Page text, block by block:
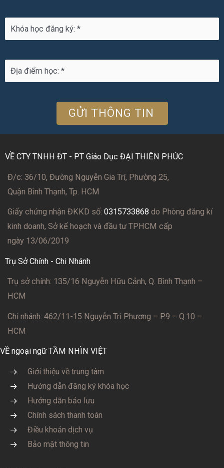
VỀ CTY TNHH ĐT - PT Giáo Dục ĐẠI THIÊN PHÚC
Đ/c: 36/10, Đường Nguyễn Gia Trí, Phường 25,
Quận Bình Thạnh, Tp. HCM
Giấy chứng nhận ĐKKD số: 0315733868 do Phòng đăng kí
kinh doanh, Sở kế hoạch và đầu tư TPHCM cấp
ngày 13/06/2019
Trụ Sở Chính - Chi Nhánh
Trụ sở chính: 135/16 Nguyễn Hữu Cảnh, Q. Bình Thạnh –
HCM
Chi nhánh: 462/11-15 Nguyễn Tri Phương – P.9 – Q.10 –
HCM
VỀ ngoại ngữ TẦM NHÌN VIỆT
Giới thiệu về trung tâm
Hướng dẫn đăng ký khóa học
Hướng dẫn bảo lưu
Chính sách thanh toán
Điều khoản dịch vụ
Bảo mật thông tin